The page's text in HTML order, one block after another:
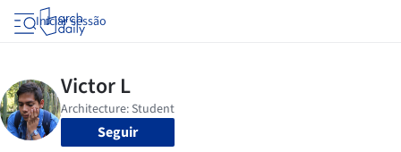
Iniciar sessão
Seguir